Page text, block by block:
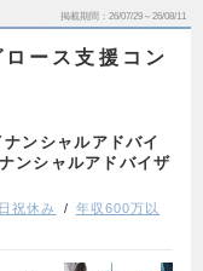
掲載期間 26/07/29～26/08/11
ース支援コン
ンシャルアドバイ
ンシャルアドバイザ
祝休み
年収600万以